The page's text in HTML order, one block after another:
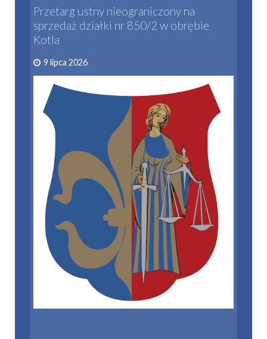
Przetarg ustny nieograniczony na
sprzedaż działki nr 850/2 w obrębie
Kotla
9 lipca 2026